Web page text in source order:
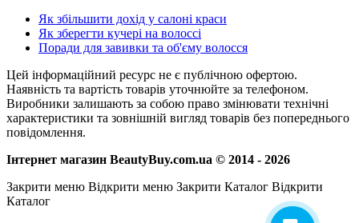
Як збільшити дохід у салоні краси
Як зберегти кучері на волоссі
Поради для завивки та об'єму волосся
Цей інформаційний ресурс не є публічною офертою.
Наявність та вартість товарів уточнюйте за телефоном.
Виробники залишають за собою право змінювати технічні
характеристики та зовнішній вигляд товарів без попереднього
повідомлення.
Інтернет магазин BeautyBuy.com.ua © 2014 - 2026
Закрити меню Відкрити меню Закрити Каталог Відкрити
Каталог